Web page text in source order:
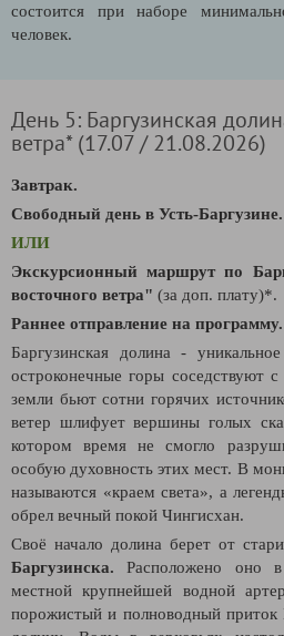
состоится при наборе
человек.
День 5: Баргузинская
ветра* (17.07 / 21.08.2026)
Завтрак.
Свободный день в Усть-Баргузине.
ИЛИ
Экскурсионный маршрут по
восточного ветра" (за доп. плату)*.
Раннее отправление на программу.
Баргузинская долина -
остроконечные горы соседствуют
земли бьют сотни горячих
ветер шлифует вершины голых
котором время не смогло
особую духовность этих мест. В
называются «краем света», а
обрел вечный покой Чингисхан.
Своё начало долина берет от
Баргузинска. Расположено оно
местной крупнейшей водной
порожистый и полноводный приток